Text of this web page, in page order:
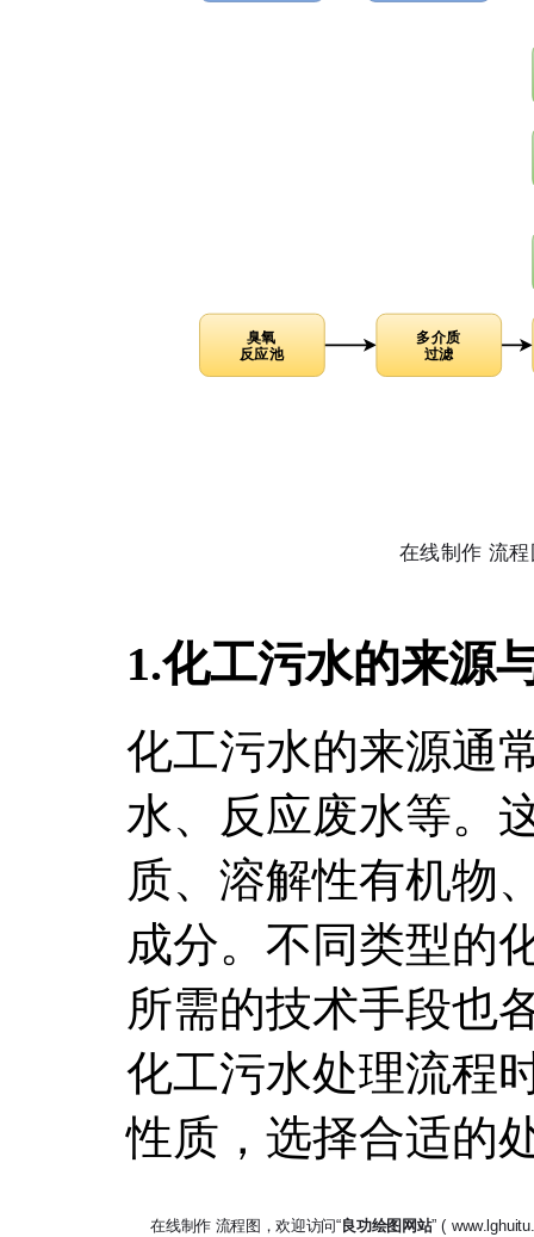
1.化工污水的来源
化工污水的来源通
水、反应废水等。
质、溶解性有机物
成分。不同类型的
所需的技术手段也
化工污水处理流程
性质，选择合适的